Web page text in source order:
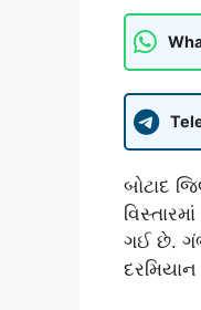
બોટાદ
ગઈ છે.